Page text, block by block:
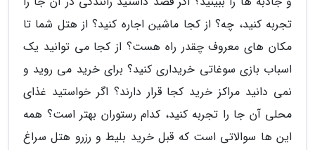
تجربه کنید، چه؟ از کجا ماشین اجاره کنید؟ از هتل شما تا
مکان های معروف چقدر راه هست؟ از کجا می توانید یک
اسباب بازی سوغاتی خریداری کنید؟ برای خرید می روید و
نمی دانید مراکز خرید کجا قرار دارند؟ اگر خواستید غذای
محلی آن جا را تجربه کنید، کدام رستوران بهتر است؟ همه
این ها سوالاتی است که قبل خرید بلیط و رزرو هتل سراغ